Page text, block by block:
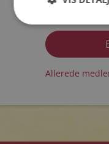
Jeg aksepterer
Allerede